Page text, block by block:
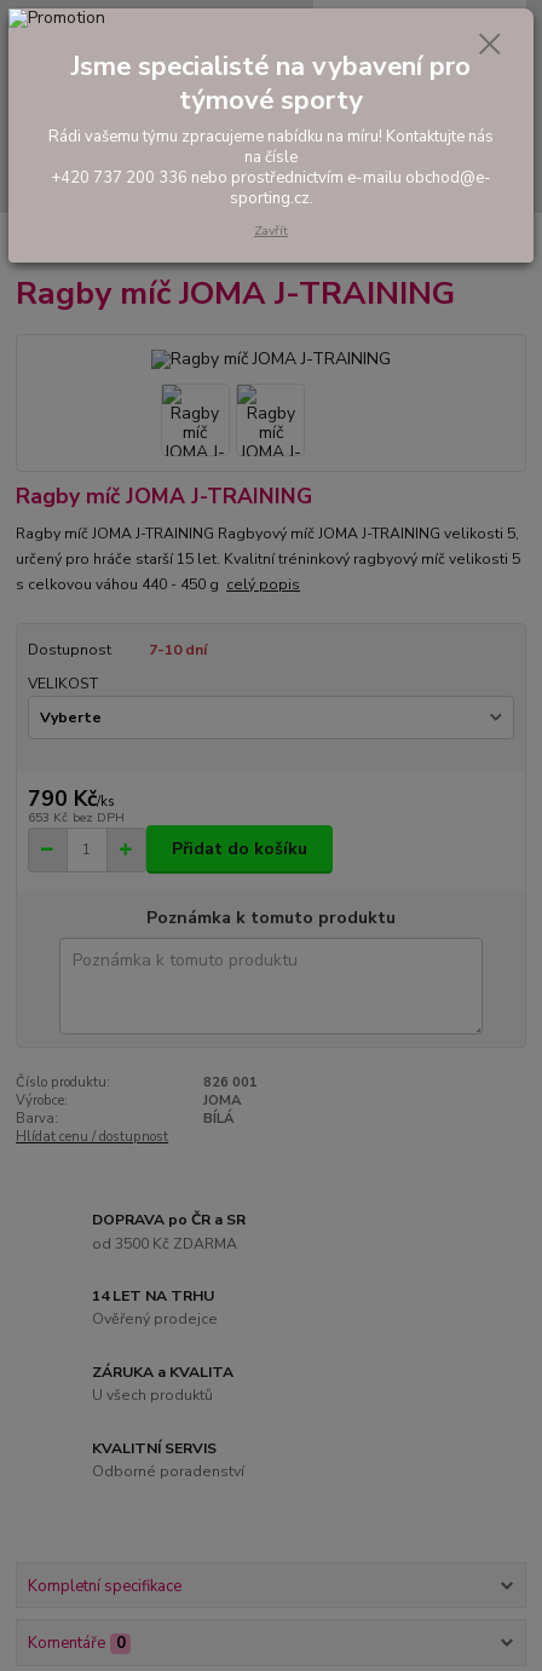
Hledat
tel: +420 737 200 336
0,00 Kč
Ragby míč JOMA J-TRAINING
Ragby míč JOMA J-TRAINING
Ragby míč JOMA J-TRAINING
Ragby míč JOMA J-TRAINING Ragbyový míč JOMA J-TRAINING velikosti 5,
určený pro hráče starší 15 let. Kvalitní tréninkový ragbyový míč velikosti 5
s celkovou váhou 440 - 450 g celý popis
Dostupnost
7-10 dní
VELIKOST
790 Kč/ks
653 Kč bez DPH
Přidat do košíku
Poznámka k tomuto produktu
Číslo produktu:
826 001
Výrobce:
JOMA
Barva:
BÍLÁ
Hlídat cenu / dostupnost
DOPRAVA po ČR a SR
od 3500 Kč ZDARMA
14 LET NA TRHU
Ověřený prodejce
ZÁRUKA a KVALITA
U všech produktů
KVALITNÍ SERVIS
Odborné poradenství
Kompletní specifikace
Komentáře 0
Jsme specialisté na vybavení pro
týmové sporty
Rádi vašemu týmu zpracujeme nabídku na míru! Kontaktujte nás
na čísle
+420 737 200 336 nebo prostřednictvím e-mailu obchod@e-
sporting.cz.
Zavřít